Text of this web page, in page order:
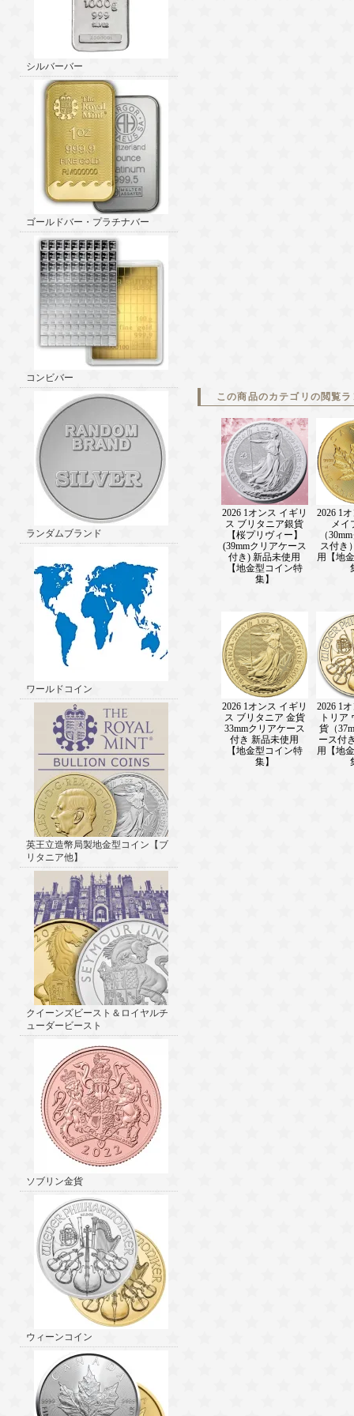
シルバーバー
ゴールドバー・プラチナバー
コンビバー
ランダムブランド
ワールドコイン
英王立造幣局製地金型コイン【ブ
リタニア他】
クイーンズビースト＆ロイヤルチ
ューダービースト
ソブリン金貨
ウィーンコイン
この商品のカテゴリの閲覧
2026 1オンス イギリ
ス ブリタニア銀貨
【桜プリヴィー】
(39mmクリアケース
付き) 新品未使用
【地金型コイン特
集】
2026 1
メイ
（
ス付き
用【地
2026 1オンス イギリ
ス ブリタニア 金貨
33mmクリアケース
付き 新品未使用
【地金型コイン特
集】
2026 1
トリア
貨（
ース付
用【地